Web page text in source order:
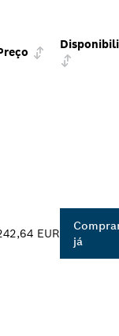
EUR
já